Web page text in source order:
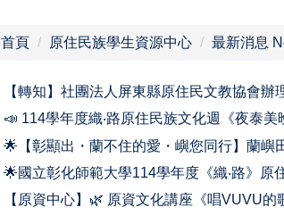
首頁 原住民族學生資源中心 最新消息
【轉知】社團法人屏東縣原住民文教協會辦
📣 114學年度織‧路原住民族文化週《夜泰美
🌟【彰顯出・蘭不住的愛・嶼您同行】蘭嶼
🌟國立彰化師範大學114學年度《織‧路》原
【原資中心】🌿 原資文化講座《唱VUVU